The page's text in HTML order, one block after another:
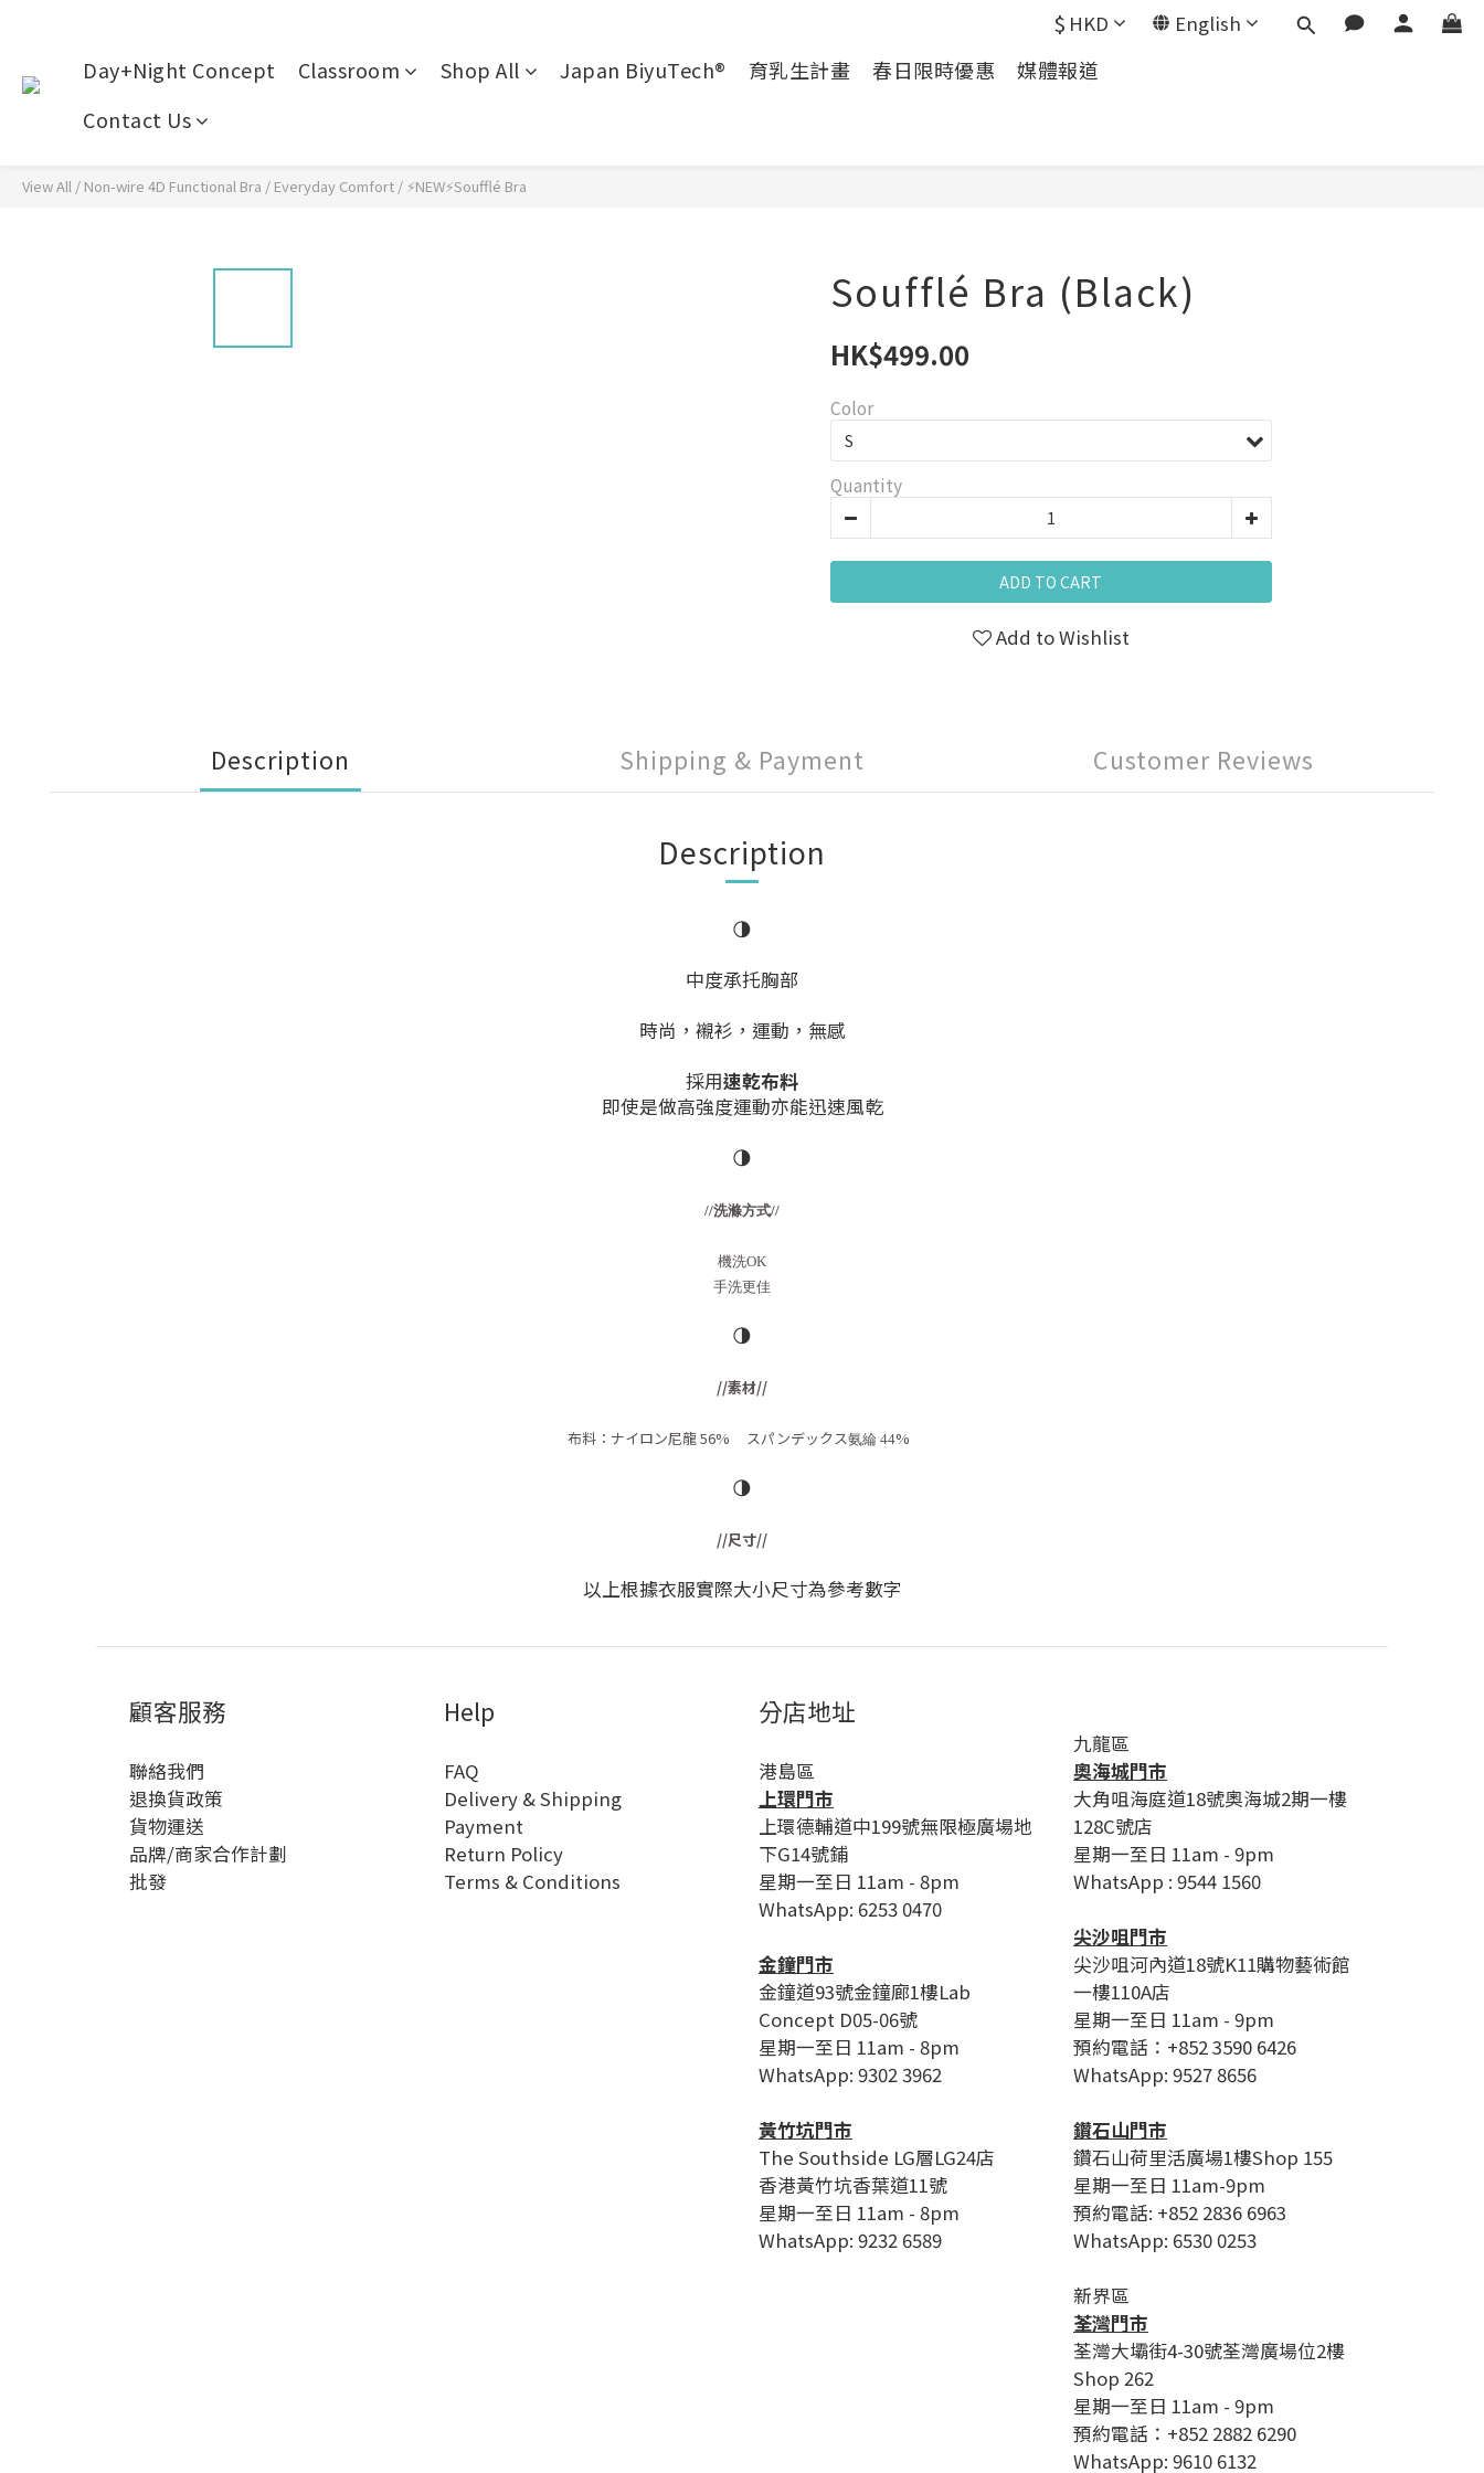
$ HKD English
Day+Night Concept Classroom Shop All Japan BiyuTech® 育乳生計畫 春日限時優惠
媒體報道
Contact Us
View All / Non-wire 4D Functional Bra / Everyday Comfort / ⚡NEW⚡Soufflé Bra
Soufflé Bra (Black)
HK$499.00
Color
Quantity
ADD TO CART
Add to Wishlist
Description Shipping & Payment Customer Reviews
Description
🌗
中度承托胸部
時尚，襯衫，運動，無感
採用速乾布料
即使是做高強度運動亦能迅速風乾
🌗
//洗滌方式//
機洗OK
手洗更佳
🌗
//素材//
布料：ナイロン尼龍 56% スパンデックス氨綸 44%
🌗
//尺寸//
以上根據衣服實際大小尺寸為參考數字
顧客服務
聯絡我們
退換貨政策
貨物運送
品牌/商家合作計劃
批發
Help
FAQ
Delivery & Shipping
Payment
Return Policy
Terms & Conditions
分店地址
港島區
上環門市
上環德輔道中199號無限極廣場地
下G14號鋪
星期一至日 11am - 8pm
WhatsApp: 6253 0470
金鐘門市
金鐘道93號金鐘廊1樓Lab
Concept D05-06號
星期一至日 11am - 8pm
WhatsApp: 9302 3962
黃竹坑門市
The Southside LG層LG24店
香港黃竹坑香葉道11號
星期一至日 11am - 8pm
WhatsApp: 9232 6589
九龍區
奧海城門市
大角咀海庭道18號奧海城2期一樓
128C號店
星期一至日 11am - 9pm
WhatsApp : 9544 1560
尖沙咀門市
尖沙咀河內道18號K11購物藝術館
一樓110A店
星期一至日 11am - 9pm
預約電話：+852 3590 6426
WhatsApp: 9527 8656
鑽石山門市
鑽石山荷里活廣場1樓Shop 155
星期一至日 11am-9pm
預約電話: +852 2836 6963
WhatsApp: 6530 0253
新界區
荃灣門市
荃灣大壩街4-30號荃灣廣場位2樓
Shop 262
星期一至日 11am - 9pm
預約電話：+852 2882 6290
WhatsApp: 9610 6132